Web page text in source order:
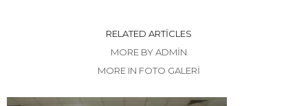
RELATED ARTICLES
MORE BY ADMIN
MORE IN FOTO GALERİ